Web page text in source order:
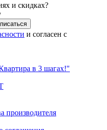
и скидках?
и согласен с
в 3 шагах!"
производителя